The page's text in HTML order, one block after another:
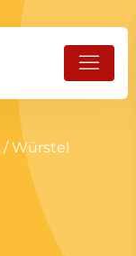
/ Würstel